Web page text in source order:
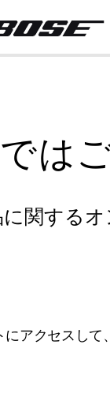
は
関する
アクセスし